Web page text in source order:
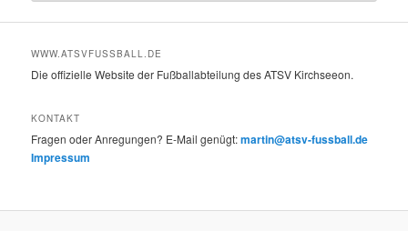
WWW.ATSVFUSSBALL.DE
Die offizielle Website der Fußballabteilung des ATSV Kirchseeon.
KONTAKT
Fragen oder Anregungen? E-Mail genügt:martin@atsv-fussball.de
Impressum